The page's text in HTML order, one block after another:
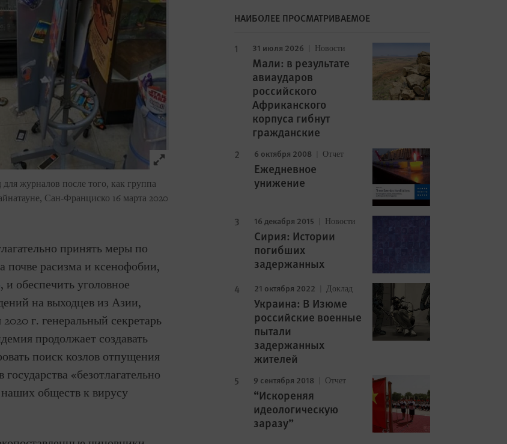
Click to expand Image
журналов после того, как группа
Сан-Франциско 16 марта 2020
принять меры по
расизма и ксенофобии,
, и обеспечить уголовное
на выходцев из Азии,
г. генеральный секретарь
продолжает создавать
поиск козлов отпущения
«безотлагательно
обществ к вирусу
НАИБОЛЕЕ ПРОСМАТРИВАЕМОЕ
31 июля 2026 Новости
Мали: в результате
авиаударов
российского
Африканского
корпуса гибнут
гражданские
6 октября 2008 Отчет
Ежедневное
унижение
16 декабря 2015 Новости
Сирия: Истории
погибших
задержанных
21 октября 2022 Доклад
Украина: В Изюме
российские военные
пытали
задержанных
жителей
9 сентября 2018 Отчет
“Искореняя
идеологическую
заразу”